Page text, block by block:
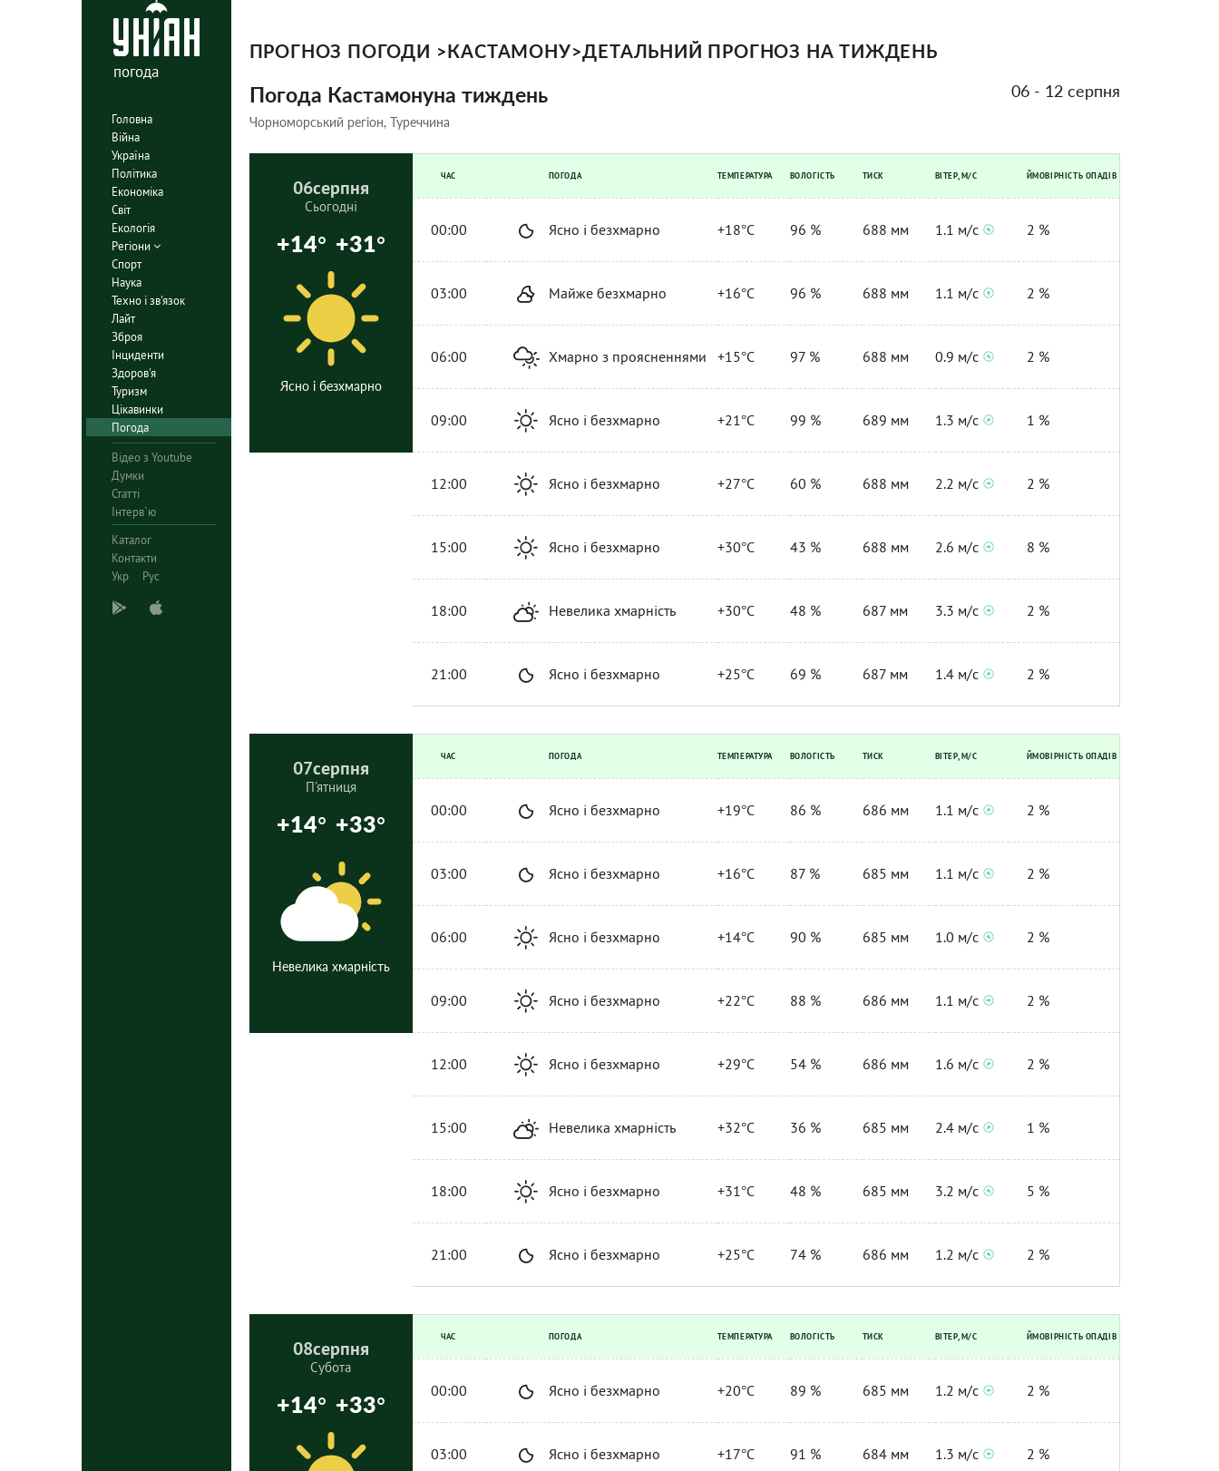
погода
Головна
Війна
Україна
Політика
Економіка
Світ
Екологія
Регіони
Спорт
Наука
Техно і зв'язок
Лайт
Зброя
Інциденти
Здоров'я
Туризм
Цікавинки
Погода
Відео з Youtube
Думки
Статті
Інтерв`ю
Каталог
Контакти
Укр
Рус
ПРОГНОЗ ПОГОДИ >КАСТАМОНУ>ДЕТАЛЬНИЙ ПРОГНОЗ НА ТИЖДЕНЬ
Погода Кастамонуна тиждень
Чорноморський регіон, Туреччина
06 - 12 серпня
06серпня
Сьогодні
+14° +31°
Ясно і безхмарно
ЧАС ПОГОДА ТЕМПЕРАТУРА ВОЛОГІСТЬ ТИСК ВІТЕР, М/С ЙМОВІРНІСТЬ ОПАДІВ
00:00 Ясно і безхмарно +18°C 96 % 688 мм 1.1 м/с 2 %
03:00 Майже безхмарно +16°C 96 % 688 мм 1.1 м/с 2 %
06:00 Хмарно з проясненнями +15°C 97 % 688 мм 0.9 м/с 2 %
09:00 Ясно і безхмарно +21°C 99 % 689 мм 1.3 м/с 1 %
12:00 Ясно і безхмарно +27°C 60 % 688 мм 2.2 м/с 2 %
15:00 Ясно і безхмарно +30°C 43 % 688 мм 2.6 м/с 8 %
18:00 Невелика хмарність +30°C 48 % 687 мм 3.3 м/с 2 %
21:00 Ясно і безхмарно +25°C 69 % 687 мм 1.4 м/с 2 %
07серпня
П'ятниця
+14° +33°
Невелика хмарність
ЧАС ПОГОДА ТЕМПЕРАТУРА ВОЛОГІСТЬ ТИСК ВІТЕР, М/С ЙМОВІРНІСТЬ ОПАДІВ
00:00 Ясно і безхмарно +19°C 86 % 686 мм 1.1 м/с 2 %
03:00 Ясно і безхмарно +16°C 87 % 685 мм 1.1 м/с 2 %
06:00 Ясно і безхмарно +14°C 90 % 685 мм 1.0 м/с 2 %
09:00 Ясно і безхмарно +22°C 88 % 686 мм 1.1 м/с 2 %
12:00 Ясно і безхмарно +29°C 54 % 686 мм 1.6 м/с 2 %
15:00 Невелика хмарність +32°C 36 % 685 мм 2.4 м/с 1 %
18:00 Ясно і безхмарно +31°C 48 % 685 мм 3.2 м/с 5 %
21:00 Ясно і безхмарно +25°C 74 % 686 мм 1.2 м/с 2 %
08серпня
Субота
+14° +33°
ЧАС ПОГОДА ТЕМПЕРАТУРА ВОЛОГІСТЬ ТИСК ВІТЕР, М/С ЙМОВІРНІСТЬ ОПАДІВ
00:00 Ясно і безхмарно +20°C 89 % 685 мм 1.2 м/с 2 %
03:00 Ясно і безхмарно +17°C 91 % 684 мм 1.3 м/с 2 %